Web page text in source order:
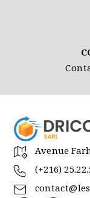
Avenue
(+216)